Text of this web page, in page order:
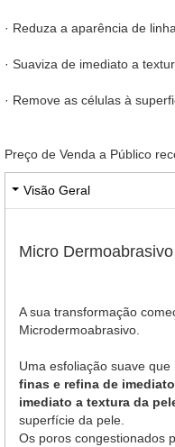
· Reduza a aparência de
· Suaviza de imediato a
· Remove as células à
Preço de Venda a Público
Visão Geral
Micro
A sua transformação
Microdermoabrasivo.
Uma esfoliação suave que
finas e refina de
imediato a textura da
superfície da pele.
Os poros congestionados